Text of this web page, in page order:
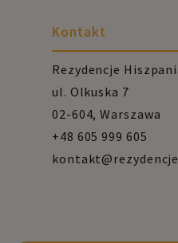
Kontakt
Rezydencje
ul. Olkuska 7
02-604, Warszawa
+48 605 999 605